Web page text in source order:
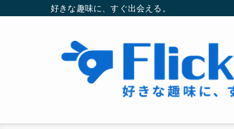
好きな趣味に、すぐ出会える。